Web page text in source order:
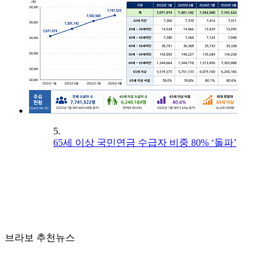
5.
65세 이상 국민연금 수급자 비중 80% ‘돌파’
브라보 추천뉴스